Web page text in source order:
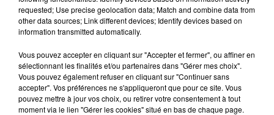
5 janvier 2025 - 1 h 17 min
Retrouvez l'émission Rétro Accordéon animée par Benoit
Huton le dimanche de 8h00 à 10h00 sur RDC Radio
Couserans.
requested; Use precise geolocation data; Match and combine data from
other data sources; Link different devices; Identify devices based on
information transmitted automatically.
Vous pouvez accepter en cliquant sur "Accepter et fermer", ou affiner en
sélectionnant les finalités et/ou partenaires dans "Gérer mes choix".
Vous pouvez également refuser en cliquant sur "Continuer sans
accepter". Vos préférences ne s'appliqueront que pour ce site. Vous
pouvez mettre à jour vos choix, ou retirer votre consentement à tout
moment via le lien "Gérer les cookies" situé en bas de chaque page.